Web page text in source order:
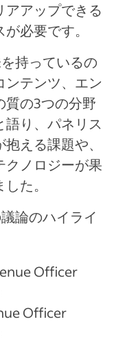
アアップできる
必要です。
持っているの
ンテンツ、エン
質の3つの分野
り、パネリス
える課題や、
クノロジーが果
た。
論のハイライ
Officer